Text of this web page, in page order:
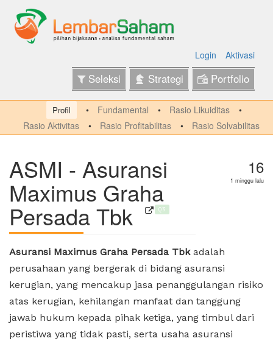
Login Aktivasi
Seleksi Strategi Portfolio
Profil Fundamental
Rasio Likuiditas
Rasio Aktivitas
Rasio Profitabilitas Rasio Solvabilitas
ASMI - Asuransi
Maximus Graha
Persada Tbk Q3
16
1 minggu lalu
Asuransi Maximus Graha Persada Tbkadalah
perusahaan yang bergerak di bidang asuransi
kerugian, yang mencakup jasa penanggulangan risiko
atas kerugian, kehilangan manfaat dan tanggung
jawab hukum kepada pihak ketiga, yang timbul dari
peristiwa yang tidak pasti, serta usaha asuransi